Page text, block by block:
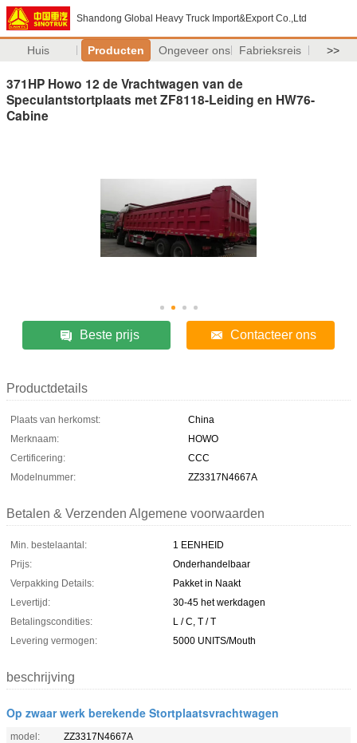
Shandong Global Heavy Truck Import&Export Co.,Ltd
Huis Producten Ongeveer ons Fabrieksreis >>
371HP Howo 12 de Vrachtwagen van de
Speculantstortplaats met ZF8118-Leiding en HW76-
Cabine
Beste prijs Contacteer ons
Productdetails
Plaats van herkomst:
China
Merknaam:
HOWO
Certificering:
CCC
Modelnummer:
ZZ3317N4667A
Betalen & Verzenden Algemene voorwaarden
Min. bestelaantal:
1 EENHEID
Prijs:
Onderhandelbaar
Verpakking Details:
Pakket in Naakt
Levertijd:
30-45 het werkdagen
Betalingscondities:
L / C, T / T
Levering vermogen:
5000 UNITS/Mouth
beschrijving
Op zwaar werk berekende Stortplaatsvrachtwagen
model:
ZZ3317N4667A